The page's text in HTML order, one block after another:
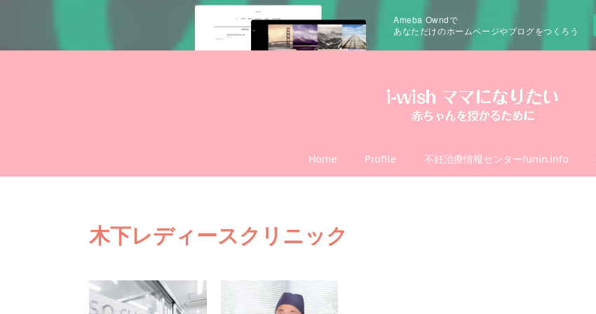
Ameba Owndで
あなただけのホームページやブログをつくろう
Home Profile 不妊治療情報センターfunin.info
木下レディースクリニック